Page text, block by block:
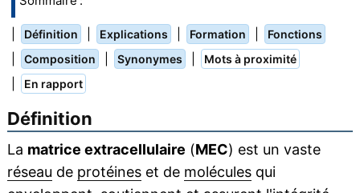
Définition Explications Formation Fonctions
Composition Synonymes Mots à proximité
En rapport
Définition
La matrice extracellulaire (MEC) est un vaste
réseau de protéineset de moléculesqui